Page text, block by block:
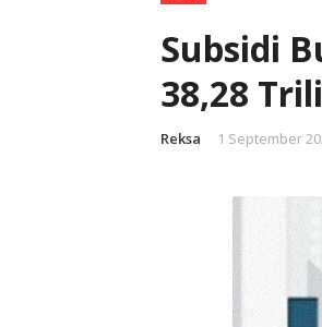
Subsidi
38,28
Reksa 1 September